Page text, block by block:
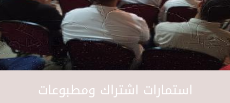
استمارات اشتراك ومطبوعات